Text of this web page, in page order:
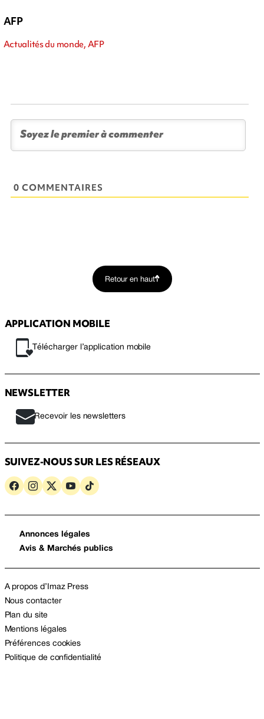
AFP
Actualités du monde, AFP
0 COMMENTAIRES
Retour en haut
APPLICATION MOBILE
Télécharger l’application mobile
NEWSLETTER
Recevoir les newsletters
SUIVEZ-NOUS SUR LES RÉSEAUX
Annonces légales
Avis & Marchés publics
A propos d’Imaz Press
Nous contacter
Plan du site
Mentions légales
Préférences cookies
Politique de confidentialité